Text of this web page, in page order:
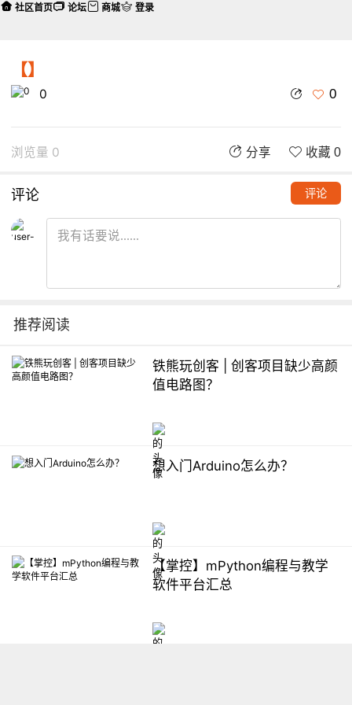
【】
0 0
浏览量 0 分享 收藏 0
评论 评论
推荐阅读
铁熊玩创客 | 创客项目缺少高颜
值电路图？
想入门Arduino怎么办？
【掌控】mPython编程与教学
软件平台汇总
社区首页 论坛 商城 登录